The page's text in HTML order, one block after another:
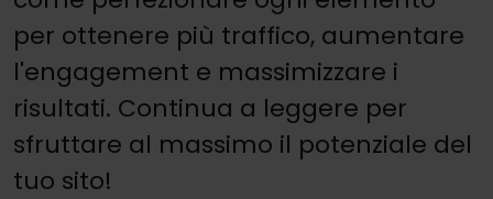
per ottenere più traffico, aumentare
l'engagement e massimizzare i
risultati. Continua a leggere per
sfruttare al massimo il potenziale del
tuo sito!